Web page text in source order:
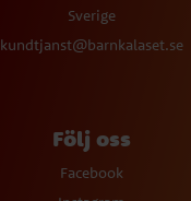
Sverige
kundtjanst@barnkalaset.se
Följ oss
Facebook